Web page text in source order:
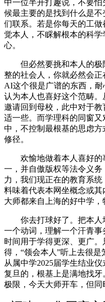
中一位半开打趣说，不要
候最主要的是找到什么是
们联系。若是你每天的工
觉本人，不睬解根本的科
心。
但必然要挑和本人的极
整的社会人，你就必然会
AI这个很是广谱的东西，耐
认为本人也喜好这个范畴
邀请回到母校，此中对于
适一些。而学理科的同窗
中，不控制最根基的思虑
修径。
欢愉地做着本人喜好的
一，并自傲版权等法令义
力，我们现正在的教育系
料味着代表本网坐概念或
大师都来自上海的好中学，
你去打球好了。把本人
一个动词，理解一个汗青
时间用于学得更深、更广
得，“领会本人”听上去很
从属中学2025届学生结业
复旦的，根基上是满地找
极限，今天大师开车，但同